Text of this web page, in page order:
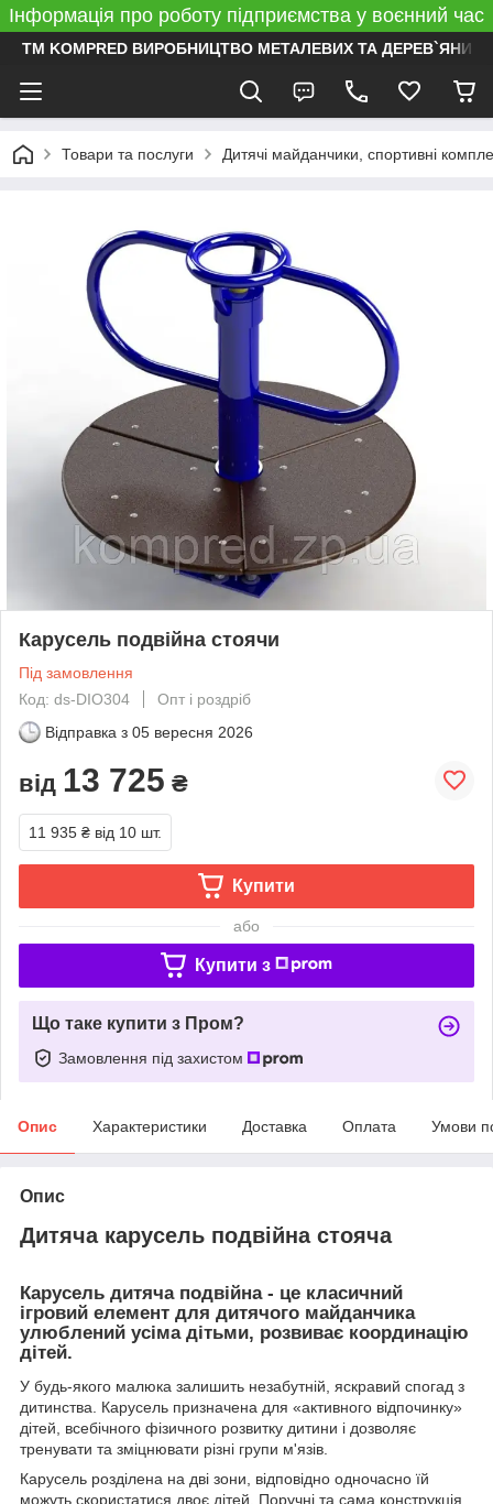
Інформація про роботу підприємства у воєнний час
ТМ KOMPRED ВИРОБНИЦТВО МЕТАЛЕВИХ ТА ДЕРЕВ`ЯНИХ
Товари та послуги Дитячі майданчики, спортивні
Карусель подвійна стоячи
Під замовлення
Код: ds-DIO304
Опт і роздріб
Відправка з 05 вересня 2026
від 13 725 ₴
11 935 ₴ від 10 шт.
Купити
або
Купити з
Що таке купити з Пром?
Замовлення під захистом
Опис Характеристики Доставка Оплата Умови
Опис
Дитяча карусель подвійна стояча
Карусель дитяча подвійна - це класичний
ігровий елемент для дитячого майданчика
улюблений усіма дітьми, розвиває координацію
дітей.
У будь-якого малюка залишить незабутній, яскравий спогад з
дитинства. Карусель призначена для «активного відпочинку»
дітей, всебічного фізичного розвитку дитини і дозволяє
тренувати та зміцнювати різні групи м'язів.
Карусель розділена на дві зони, відповідно одночасно їй
можуть скористатися двоє дітей. Поручні та сама конструкція